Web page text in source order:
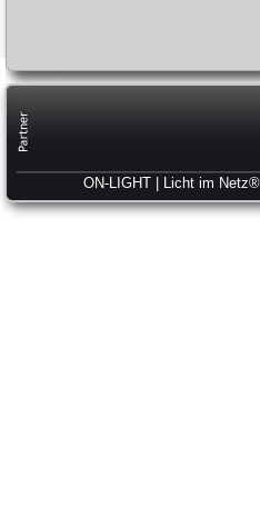
ON-LIGHT | Licht im Netz®